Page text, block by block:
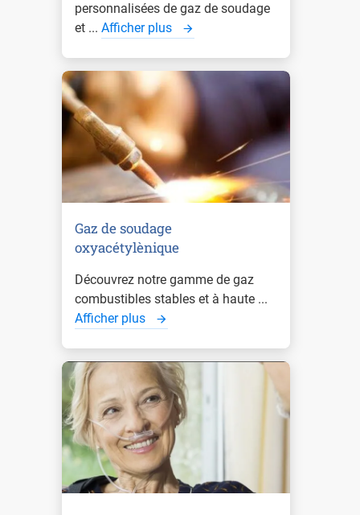
personnalisées de gaz de soudage
et ... Afficher plus
Gaz de soudage
oxyacétylènique
Découvrez notre gamme de gaz
combustibles stables et à haute ...
Afficher plus